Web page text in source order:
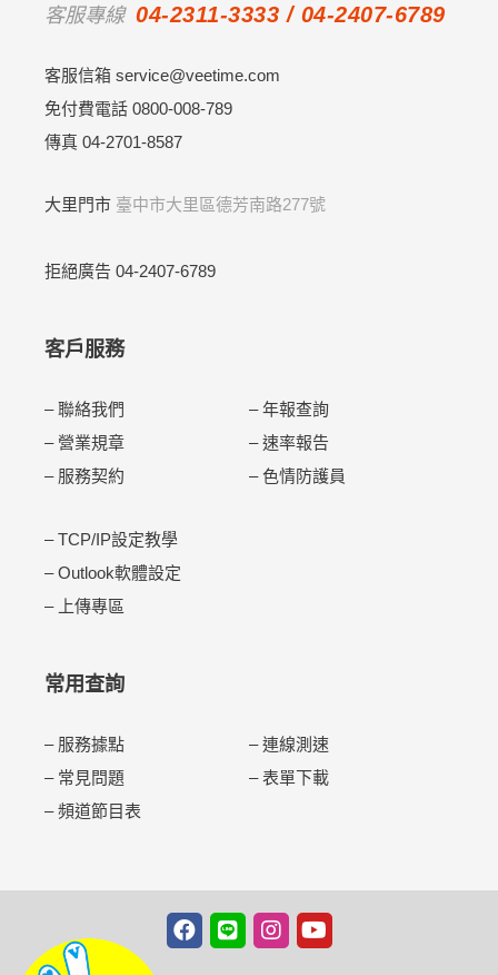
客服專線 04-2311-3333 / 04-2407-6789
客服信箱 service@veetime.com
免付費電話 0800-008-789
傳真 04-2701-8587
大里門市 臺中市大里區德芳南路277號
拒絕廣告 04-2407-6789
客戶服務
–聯絡我們
– 營業規章
– 服務契約
–年報查詢
–速率報告
–色情防護員
–TCP/IP設定教學
–Outlook軟體設定
– 上傳專區
常用查詢
– 服務據點
– 常見問題
–頻道節目表
–連線測速
–表單下載